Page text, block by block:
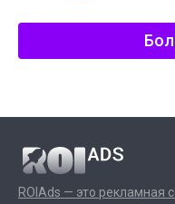
ROIAds — это рекламная